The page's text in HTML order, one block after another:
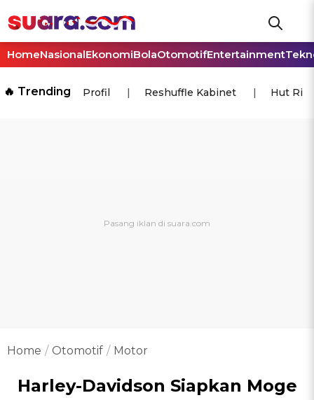
HomeNasionalEkonomiBolaOtomotifEntertainment
🔥 Trending Profil Reshuffle Kabinet Hut Ri
Home Otomotif Motor
Harley-Davidson Siapkan Moge